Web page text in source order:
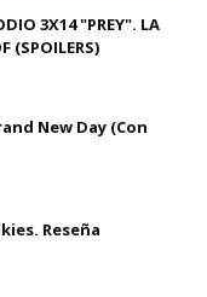
3X14 "PREY". LA
(SPOILERS)
New Day (Con
Reseña